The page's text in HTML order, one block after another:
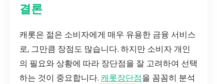
결론
캐롯은 젊은 소비자에게 매우 유용한 금융 서비스
로, 그만큼 장점도 많습니다. 하지만 소비자 개인
의 필요와 상황에 따라 장단점을 잘 고려하여 선택
하는 것이 중요합니다. 캐롯장단점을 꼼꼼히 분석